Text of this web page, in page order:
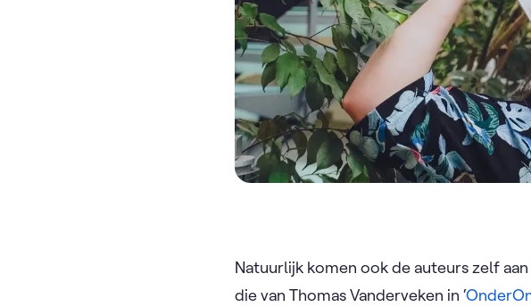
Natuurlijk komen ook de auteurs zelf
die van Thomas Vanderveken in ‘